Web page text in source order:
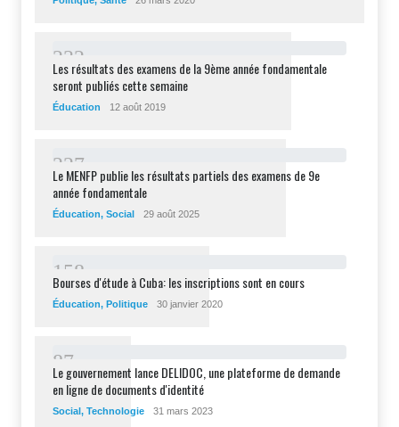
232
Les résultats des examens de la 9ème année fondamentale
seront publiés cette semaine
Éducation 12 août 2019
227
Le MENFP publie les résultats partiels des examens de 9e
année fondamentale
Éducation, Social 29 août 2025
1 58
Bourses d'étude à Cuba: les inscriptions sont en cours
Éducation, Politique 30 janvier 2020
87
Le gouvernement lance DELIDOC, une plateforme de demande
en ligne de documents d'identité
Social, Technologie 31 mars 2023